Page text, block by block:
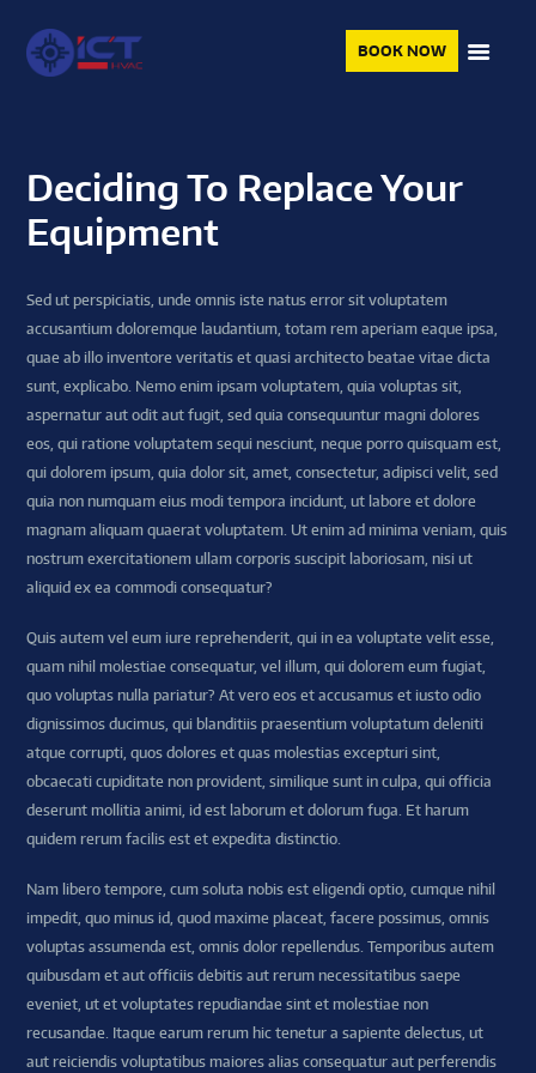
BOOK NOW
Deciding To Replace Your
Equipment
Sed ut perspiciatis, unde omnis iste natus error sit voluptatem
accusantium doloremque laudantium, totam rem aperiam eaque ipsa,
quae ab illo inventore veritatis et quasi architecto beatae vitae dicta
sunt, explicabo. Nemo enim ipsam voluptatem, quia voluptas sit,
aspernatur aut odit aut fugit, sed quia consequuntur magni dolores
eos, qui ratione voluptatem sequi nesciunt, neque porro quisquam est,
qui dolorem ipsum, quia dolor sit, amet, consectetur, adipisci velit, sed
quia non numquam eius modi tempora incidunt, ut labore et dolore
magnam aliquam quaerat voluptatem. Ut enim ad minima veniam, quis
nostrum exercitationem ullam corporis suscipit laboriosam, nisi ut
aliquid ex ea commodi consequatur?
Quis autem vel eum iure reprehenderit, qui in ea voluptate velit esse,
quam nihil molestiae consequatur, vel illum, qui dolorem eum fugiat,
quo voluptas nulla pariatur? At vero eos et accusamus et iusto odio
dignissimos ducimus, qui blanditiis praesentium voluptatum deleniti
atque corrupti, quos dolores et quas molestias excepturi sint,
obcaecati cupiditate non provident, similique sunt in culpa, qui officia
deserunt mollitia animi, id est laborum et dolorum fuga. Et harum
quidem rerum facilis est et expedita distinctio.
Nam libero tempore, cum soluta nobis est eligendi optio, cumque nihil
impedit, quo minus id, quod maxime placeat, facere possimus, omnis
voluptas assumenda est, omnis dolor repellendus. Temporibus autem
quibusdam et aut officiis debitis aut rerum necessitatibus saepe
eveniet, ut et voluptates repudiandae sint et molestiae non
recusandae. Itaque earum rerum hic tenetur a sapiente delectus, ut
aut reiciendis voluptatibus maiores alias consequatur aut perferendis